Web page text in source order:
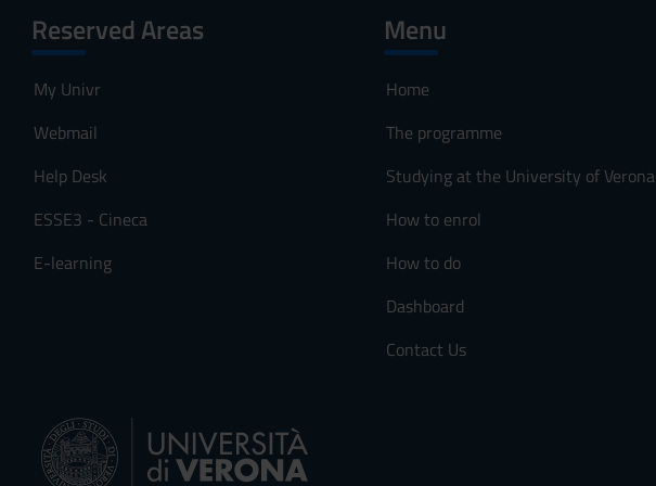
Reserved Areas
My Univr
Webmail
Help Desk
ESSE3 - Cineca
E-learning
Menu
Home
The programme
Studying at the University of Verona
How to enrol
How to do
Dashboard
Contact Us